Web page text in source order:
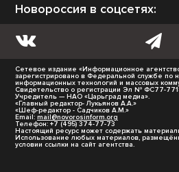
Новороссия в соцсетях:
Сетевое издание «Информационное
зарегистрировано в Федеральной службе по
информационных технологий и массовых
Свидетельство о регистрации Эл № ФС77-
Учредитель — НАО «Царьград медиа».
«Главный редактор- Лукьянов А.А.»
«Шеф-редактор - Садчиков А.М.»
Email: mail@novorosinform.org
Телефон: +7 (495) 374-77-73
Настоящий ресурс может содержать
Использование любых материалов,
условии ссылки на сайт агентства.